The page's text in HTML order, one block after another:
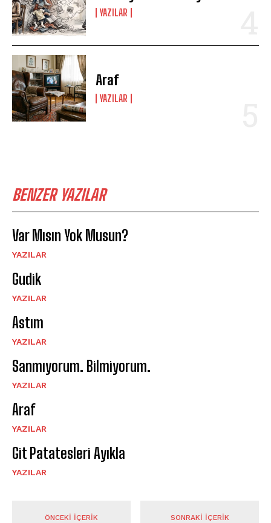
YAZILAR
Araf
YAZILAR
BENZER YAZILAR
Var Mısın Yok Musun?
YAZILAR
Gudik
YAZILAR
Astım
YAZILAR
Sanmıyorum. Bilmiyorum.
YAZILAR
Araf
YAZILAR
Git Patatesleri Ayıkla
YAZILAR
ÖNCEKI İÇERIK SONRAKI İÇERIK